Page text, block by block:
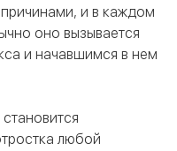
и в каждом
оно вызывается
и начавшимся в нем
любой